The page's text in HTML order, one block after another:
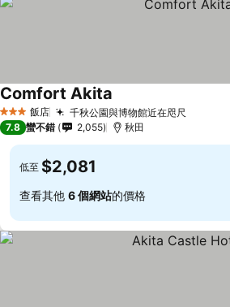
3 星級 飯店 千秋公園與博物館近在咫尺查看價格
Comfort Akita
7.8 蠻不錯 2,055 秋田
低至 $2,081
查看其他 6 個網站的價格